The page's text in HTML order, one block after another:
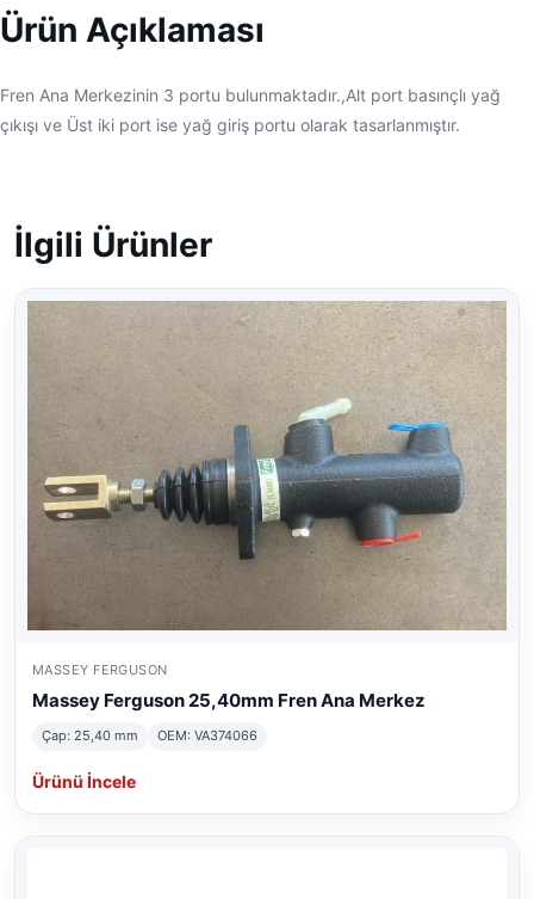
Ürün Açıklaması
Fren Ana Merkezinin 3 portu bulunmaktadır.,Alt port basınçlı yağ
çıkışı ve Üst iki port ise yağ giriş portu olarak tasarlanmıştır.
İlgili Ürünler
MASSEY FERGUSON
Massey Ferguson 25,40mm Fren Ana Merkez
Çap: 25,40 mm OEM: VA374066
Ürünü İncele